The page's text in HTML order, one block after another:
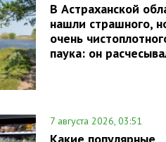
В Астраханской
нашли страшного,
очень
паука: он
7 августа 2026, 03:51